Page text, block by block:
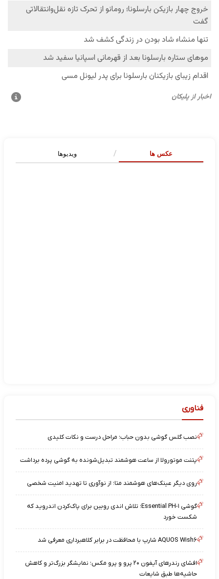
عکس ها ویدیوها
فناوری
نصب گلس گوشی بدون حباب؛ مراحل درست و نکات کلیدی
پتنت موتورولا از ساعت هوشمند تبدیل‌شونده به گوشی پرده برداشت
روی دیگر عینک‌های هوشمند متا؛ از نوآوری تا تهدید امنیت شخصی
گوشی Essential PH-۱؛ تلاش اندی روبین برای پاک‌کردن اندروید که
شکست خورد
AQUOS Wish۶ شارپ با محافظت در برابر کلاهبرداری معرفی شد
افشای رندرهای آیفون ۲۰ پرو و پرو مکس؛ نمایشگر بزرگ‌تر و کاهش
حاشیه‌ها طبق شایعات